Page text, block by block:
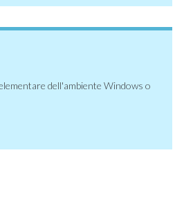
dell'ambiente Windows o